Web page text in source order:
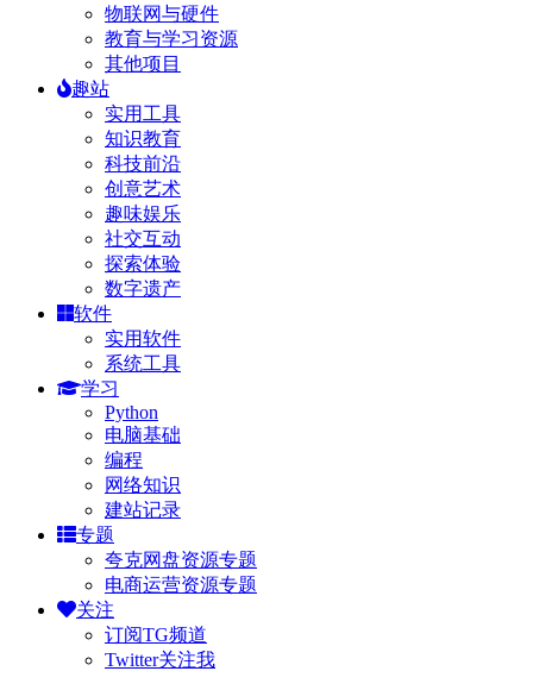
物联网与硬件
教育与学习资源
其他项目
趣站
实用工具
知识教育
科技前沿
创意艺术
趣味娱乐
社交互动
探索体验
数字遗产
软件
实用软件
系统工具
学习
Python
电脑基础
编程
网络知识
建站记录
专题
夸克网盘资源专题
电商运营资源专题
关注
订阅TG频道
Twitter关注我